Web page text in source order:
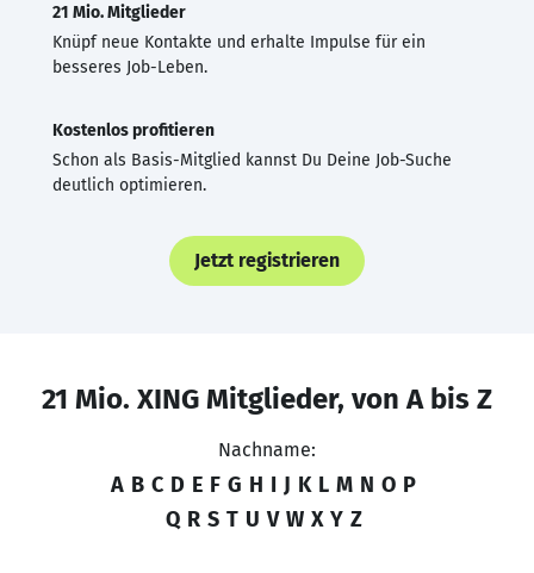
21 Mio. Mitglieder
Knüpf neue Kontakte und erhalte Impulse für ein
besseres Job-Leben.
Kostenlos profitieren
Schon als Basis-Mitglied kannst Du Deine Job-Suche
deutlich optimieren.
Jetzt registrieren
21 Mio. XING Mitglieder, von A bis Z
Nachname:
A B C D E F G H I J K L M N O P
Q R S T U V W X Y Z